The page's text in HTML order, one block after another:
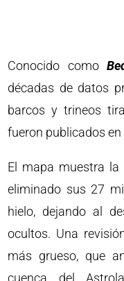
Conocido como
décadas de datos
barcos y trineos
fueron publicados
El mapa muestra la
eliminado sus 27
hielo, dejando al
ocultos. Una
más grueso, que
cuenca del